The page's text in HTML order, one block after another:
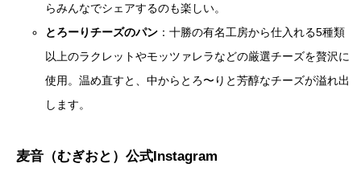
らみんなでシェアするのも楽しい。
とろーりチーズのパン ：十勝の有名工房から仕入れる5種類
以上のラクレットやモッツァレラなどの厳選チーズを贅沢に
使用。温め直すと、中からとろ〜りと芳醇なチーズが溢れ出
します。
麦音（むぎおと）公式Instagram